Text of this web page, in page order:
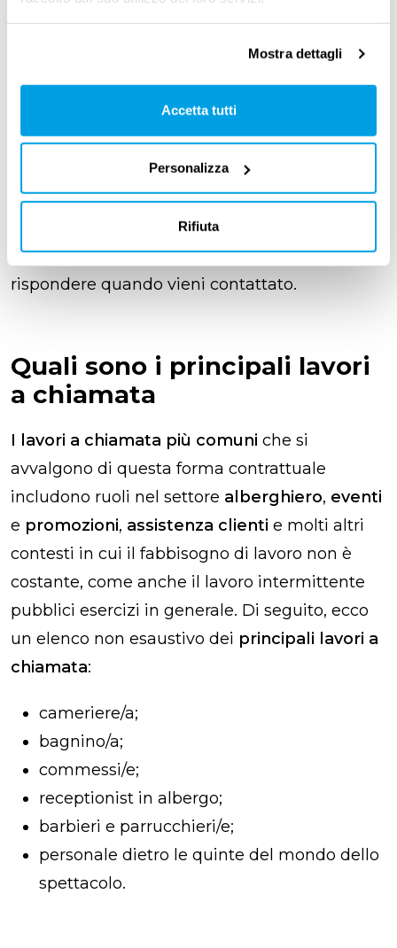
Mostra dettagli
Accetta tutti
Personalizza
Rifiuta
Il contratto, però, deve indicare in modo chiaro
alcuni elementi fondamentali. Per esempio,
deve spiegare come avviene la chiamata al
lavoro e se hai oppure no l’obbligo di
rispondere quando vieni contattato.
Quali sono i principali lavori
a chiamata
I lavori a chiamata più comuni che si
avvalgono di questa forma contrattuale
includono ruoli nel settore alberghiero, eventi
e promozioni, assistenza clienti e molti altri
contesti in cui il fabbisogno di lavoro non è
costante, come anche il lavoro intermittente
pubblici esercizi in generale. Di seguito, ecco
un elenco non esaustivo dei principali lavori a
chiamata:
cameriere/a;
bagnino/a;
commessi/e;
receptionist in albergo;
barbieri e parrucchieri/e;
personale dietro le quinte del mondo dello
spettacolo.